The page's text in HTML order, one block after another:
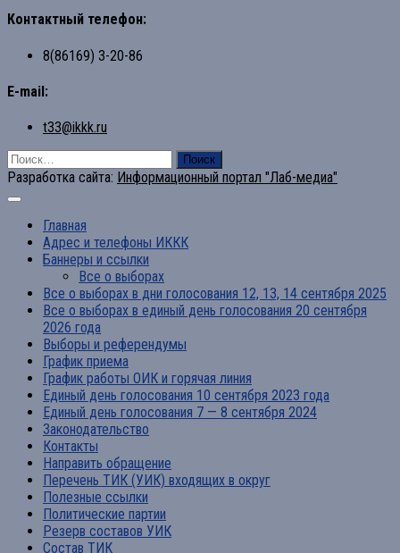
Контактный телефон:
8(86169) 3-20-86
E-mail:
t33@ikkk.ru
Найти:
Разработка сайта: Информационный портал "Лаб-медиа"
Главная
Адрес и телефоны ИККК
Баннеры и ссылки
Все о выборах
Все о выборах в дни голосования 12, 13, 14 сентября 2025
Все о выборах в единый день голосования 20 сентября
2026 года
Выборы и референдумы
График приема
График работы ОИК и горячая линия
Единый день голосования 10 сентября 2023 года
Единый день голосования 7 — 8 сентября 2024
Законодательство
Контакты
Направить обращение
Перечень ТИК (УИК) входящих в округ
Полезные ссылки
Политические партии
Резерв составов УИК
Состав ТИК